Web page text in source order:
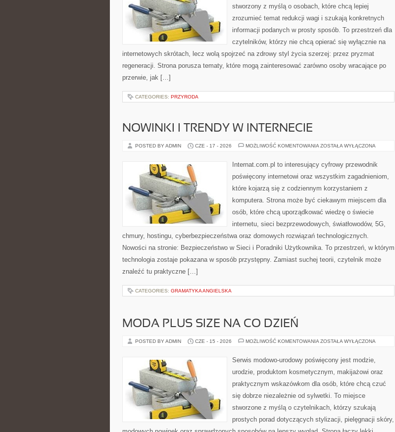
stworzony z myślą o osobach, które chcą lepiej
zrozumieć temat redukcji wagi i szukają konkretnych
informacji podanych w prosty sposób. To przestrzeń dla
czytelników, którzy nie chcą opierać się wyłącznie na
internetowych skrótach, lecz wolą spojrzeć na zdrowy styl życia szerzej: przez pryzmat
regeneracji. Strona porusza tematy, które mogą zainteresować zarówno osoby wracające po
przerwie, jak […]
CATEGORIES: PRZYRODA
NOWINKI I TRENDY W INTERNECIE
POSTED BY ADMIN CZE - 17 - 2026 MOŻLIWOŚĆ KOMENTOWANIA NOWINKI
INTERNECIE
ZOSTAŁA WYŁĄCZONA
Internat.com.pl to interesujący cyfrowy przewodnik
poświęcony internetowi oraz wszystkim zagadnieniom,
które kojarzą się z codziennym korzystaniem z
komputera. Strona może być ciekawym miejscem dla
osób, które chcą uporządkować wiedzę o świecie
internetu, sieci bezprzewodowych, światłowodów, 5G,
chmury, hostingu, cyberbezpieczeństwa oraz domowych rozwiązań technologicznych.
Nowości na stronie: Bezpieczeństwo w Sieci i Poradniki Użytkownika. To przestrzeń, w którym
technologia zostaje pokazana w sposób przystępny. Zamiast suchej teorii, czytelnik może
znaleźć tu praktyczne […]
CATEGORIES: GRAMATYKA ANGIELSKA
MODA PLUS SIZE NA CO DZIEŃ
POSTED BY ADMIN CZE - 15 - 2026 MOŻLIWOŚĆ KOMENTOWANIA MODA
NA
CO
ZOSTAŁA WYŁĄCZONA
Serwis modowo-urodowy poświęcony jest modzie,
urodzie, produktom kosmetycznym, makijażowi oraz
praktycznym wskazówkom dla osób, które chcą czuć
się dobrze niezależnie od sylwetki. To miejsce
stworzone z myślą o czytelnikach, którzy szukają
prostych porad dotyczących stylizacji, pielęgnacji skóry,